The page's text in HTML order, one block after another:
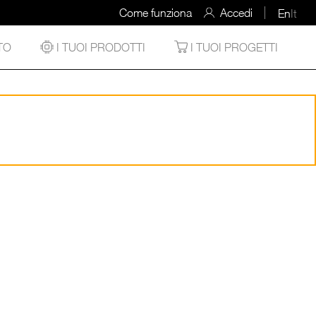
Come funziona Accedi EnIt
I TUOI PRODOTTI I TUOI PROGETTI